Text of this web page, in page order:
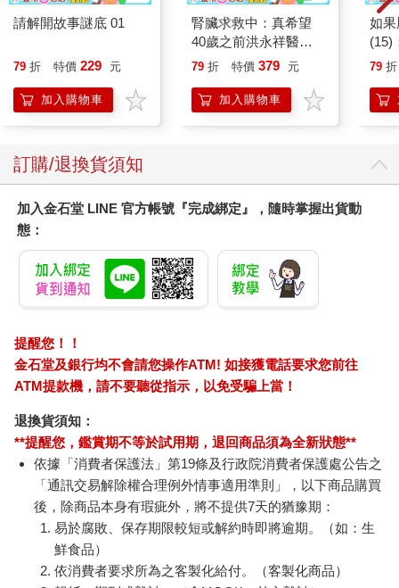
請解開故事謎底 01
79 折 特價 229 元
加入購物車
腎臟求救中：真希望
40歲之前洪永祥醫師
就告訴我這些事
79 折 特價 379 元
加入購物車
如
(15)
貓
79 折
訂購/退換貨須知
加入金石堂 LINE 官方帳號『完成綁定』，隨時掌握出貨動
態：
提醒您！！
金石堂及銀行均不會請您操作ATM! 如接獲電話要求您前往
ATM提款機，請不要聽從指示，以免受騙上當！
退換貨須知：
**提醒您，鑑賞期不等於試用期，退回商品須為全新狀態**
依據「消費者保護法」第19條及行政院消費者保護處公告之
「通訊交易解除權合理例外情事適用準則」，以下商品購買
後，除商品本身有瑕疵外，將不提供7天的猶豫期：
易於腐敗、保存期限較短或解約時即將逾期。（如：生
鮮食品）
依消費者要求所為之客製化給付。（客製化商品）